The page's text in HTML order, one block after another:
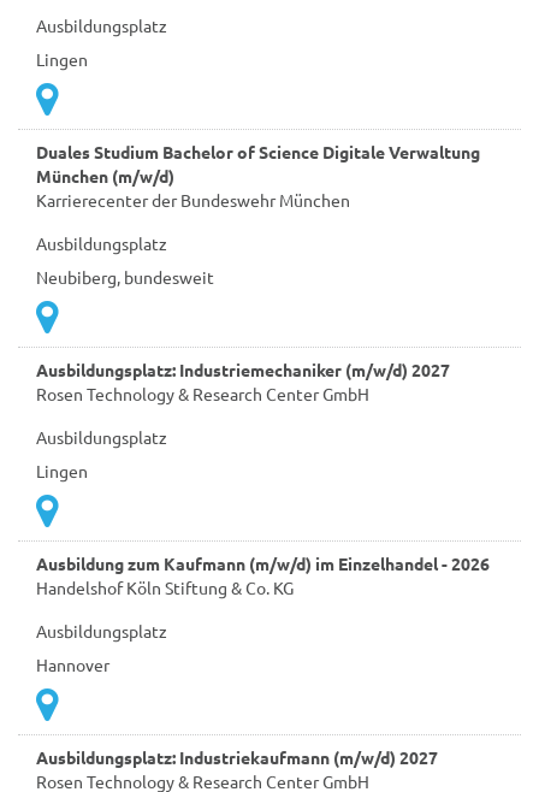
Ausbildungsplatz
Lingen
Duales Studium Bachelor of Science Digitale Verwaltung
München (m/w/d)
Karrierecenter der Bundeswehr München
Ausbildungsplatz
Neubiberg, bundesweit
Ausbildungsplatz: Industriemechaniker (m/w/d) 2027
Rosen Technology & Research Center GmbH
Ausbildungsplatz
Lingen
Ausbildung zum Kaufmann (m/w/d) im Einzelhandel - 2026
Handelshof Köln Stiftung & Co. KG
Ausbildungsplatz
Hannover
Ausbildungsplatz: Industriekaufmann (m/w/d) 2027
Rosen Technology & Research Center GmbH